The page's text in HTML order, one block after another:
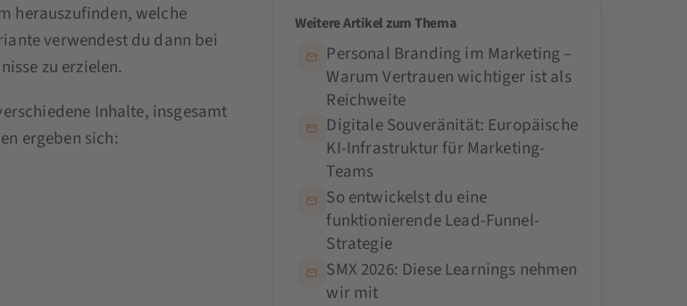
herauszufinden, welche
verwendest du dann bei
zu erzielen.
Inhalte, insgesamt
ergeben sich:
Weitere Artikel zum Thema
Personal Branding im Marketing –
Warum Vertrauen wichtiger ist als
Reichweite
Digitale Souveränität: Europäische
KI-Infrastruktur für Marketing-
Teams
So entwickelst du eine
funktionierende Lead-Funnel-
Strategie
SMX 2026: Diese Learnings nehmen
wir mit